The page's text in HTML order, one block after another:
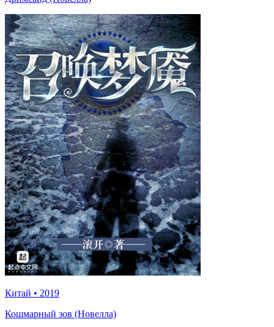
Китай • 2019
Кошмарный зов (Новелла)